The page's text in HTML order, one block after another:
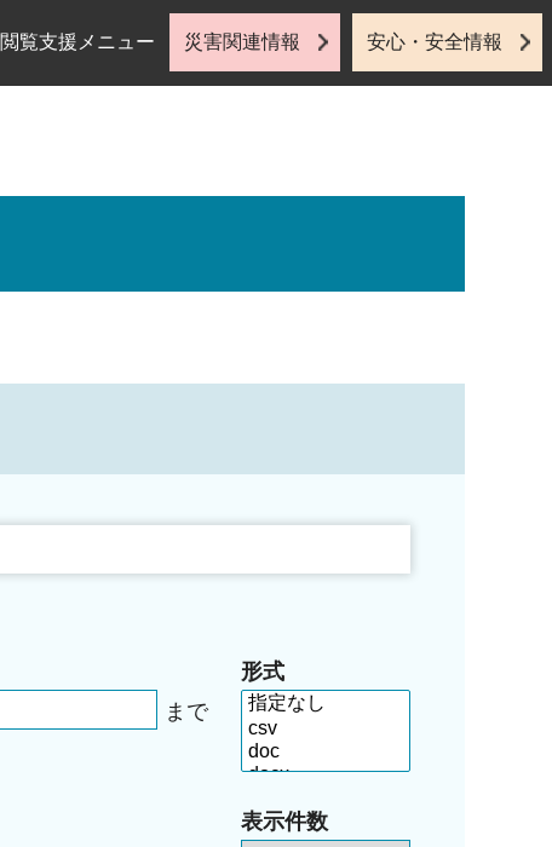
閲覧支援メニュー 災害関連情報 安心・安全情報
まで
形式
表示件数